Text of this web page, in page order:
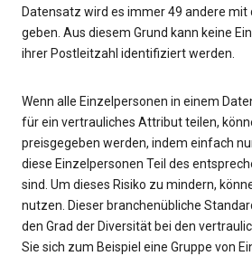
Datensatz wird es immer 49 andere mit
geben. Aus diesem Grund kann keine
ihrer Postleitzahl identifiziert werden.
Wenn alle Einzelpersonen in einem
für ein vertrauliches Attribut teilen,
preisgegeben werden, indem einfach
diese Einzelpersonen Teil des
sind. Um dieses Risiko zu mindern,
nutzen. Dieser branchenübliche
den Grad der Diversität bei den
Sie sich zum Beispiel eine Gruppe von